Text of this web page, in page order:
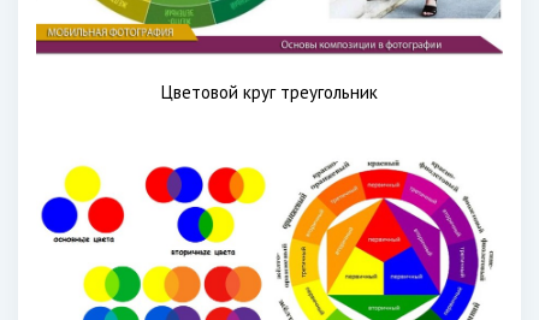
Цветовой круг треугольник